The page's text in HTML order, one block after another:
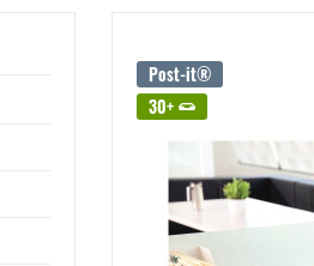
Post-it®
30+